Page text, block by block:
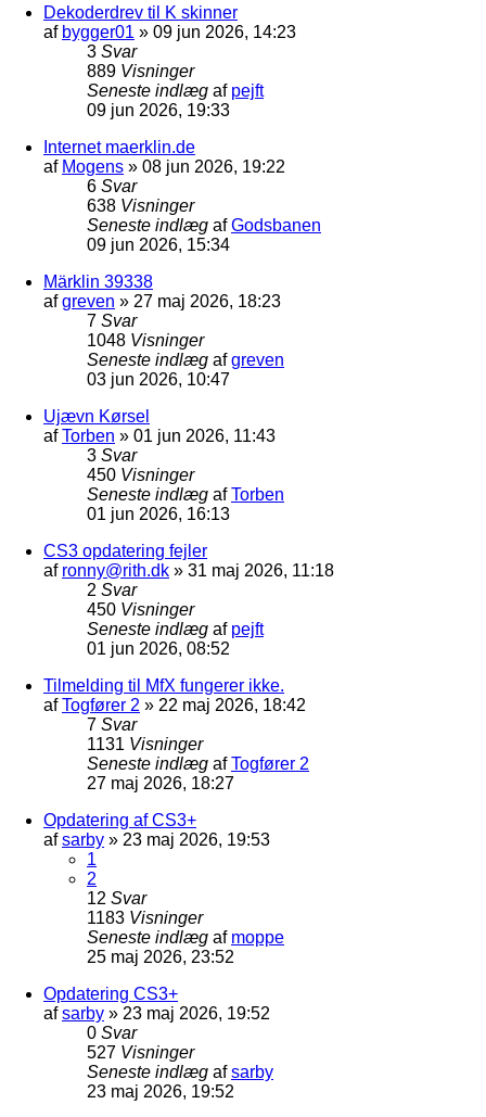
Dekoderdrev til K skinner
af bygger01 » 09 jun 2026, 14:23
3 Svar
889 Visninger
Seneste indlæg af pejft
09 jun 2026, 19:33
Internet maerklin.de
af Mogens » 08 jun 2026, 19:22
6 Svar
638 Visninger
Seneste indlæg afGodsbanen
09 jun 2026, 15:34
Märklin 39338
afgreven » 27 maj 2026, 18:23
7 Svar
1048 Visninger
Seneste indlæg afgreven
03 jun 2026, 10:47
Ujævn Kørsel
afTorben » 01 jun 2026, 11:43
3 Svar
450 Visninger
Seneste indlæg afTorben
01 jun 2026, 16:13
CS3 opdatering fejler
af ronny@rith.dk » 31 maj 2026, 11:18
2 Svar
450 Visninger
Seneste indlæg af pejft
01 jun 2026, 08:52
Tilmelding til MfX fungerer ikke.
afTogfører 2 » 22 maj 2026, 18:42
7 Svar
1131 Visninger
Seneste indlæg afTogfører 2
27 maj 2026, 18:27
Opdatering af CS3+
afsarby » 23 maj 2026, 19:53
1
2
12 Svar
1183 Visninger
Seneste indlæg af moppe
25 maj 2026, 23:52
Opdatering CS3+
afsarby » 23 maj 2026, 19:52
0 Svar
527 Visninger
Seneste indlæg afsarby
23 maj 2026, 19:52